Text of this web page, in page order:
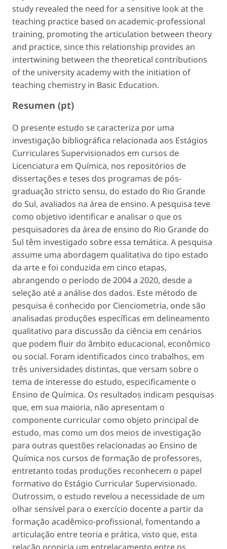
study revealed the need for a sensitive look at the
teaching practice based on academic-professional
training, promoting the articulation between theory
and practice, since this relationship provides an
intertwining between the theoretical contributions
of the university academy with the initiation of
teaching chemistry in Basic Education.
Resumen (pt)
O presente estudo se caracteriza por uma
investigação bibliográfica relacionada aos Estágios
Curriculares Supervisionados em cursos de
Licenciatura em Química, nos repositórios de
dissertações e teses dos programas de pós-
graduação stricto sensu, do estado do Rio Grande
do Sul, avaliados na área de ensino. A pesquisa teve
como objetivo identificar e analisar o que os
pesquisadores da área de ensino do Rio Grande do
Sul têm investigado sobre essa temática. A pesquisa
assume uma abordagem qualitativa do tipo estado
da arte e foi conduzida em cinco etapas,
abrangendo o período de 2004 a 2020, desde a
seleção até a análise dos dados. Este método de
pesquisa é conhecido por Cienciometria, onde são
analisadas produções específicas em delineamento
qualitativo para discussão da ciência em cenários
que podem fluir do âmbito educacional, econômico
ou social. Foram identificados cinco trabalhos, em
três universidades distintas, que versam sobre o
tema de interesse do estudo, especificamente o
Ensino de Química. Os resultados indicam pesquisas
que, em sua maioria, não apresentam o
componente curricular como objeto principal de
estudo, mas como um dos meios de investigação
para outras questões relacionadas ao Ensino de
Química nos cursos de formação de professores,
entretanto todas produções reconhecem o papel
formativo do Estágio Curricular Supervisionado.
Outrossim, o estudo revelou a necessidade de um
olhar sensível para o exercício docente a partir da
formação acadêmico-profissional, fomentando a
articulação entre teoria e prática, visto que, esta